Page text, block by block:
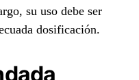
su uso debe ser
dosificación.